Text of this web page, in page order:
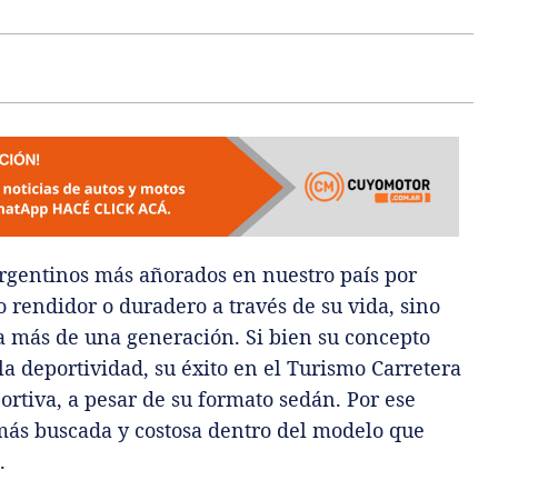
más añorados en nuestro país por
rendidor o duradero a través de su vida, sino
de una generación. Si bien su concepto
deportividad, su éxito en el Turismo Carretera
a pesar de su formato sedán. Por ese
buscada y costosa dentro del modelo que